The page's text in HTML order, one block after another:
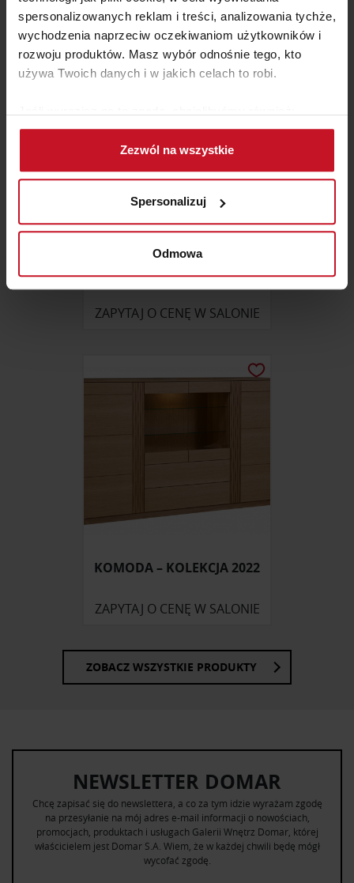
spersonalizowanych reklam i treści, analizowania tychże,
wychodzenia naprzeciw oczekiwaniom użytkowników i
rozwoju produktów. Masz wybór odnośnie tego, kto
używa Twoich danych i w jakich celach to robi.
Gromadzić dane dotyczące Twojej lokalizacji
geograficznej z dokładnością nawet do kilku metrów
Identyfikować Twoje urządzenie, aktywnie
(fingerprinting, czyli wirtualny odcisk palca)
Dowiedz się więcej odnośnie tego, jak Twoje osobiste
dane są przetwarzane oraz ustaw własne preferencje w
zmienić lub wycofać swoją zgodę w dowolnej chwili.
analizować ruch w naszej witrynie. Informacje o tym, jak
korzystasz z naszej witryny, udostępniamy partnerom
Zezwól na wszystkie
Spersonalizuj
Odmowa
ZAPYTAJ O CENĘ W SALONIE
STÓŁ TAVO
ZAPYTAJ O CENĘ W SALONIE
KOMODA – KOLEKCJA 2022
ZAPYTAJ O CENĘ W SALONIE
ZOBACZ WSZYSTKIE PRODUKTY
NEWSLETTER DOMAR
Chcę zapisać się do newslettera, a co za tym idzie wyrażam zgodę
na przesyłanie na mój adres e-mail informacji o nowościach,
promocjach, produktach i usługach Galerii Wnętrz Domar, której
właścicielem jest Domar S.A. Wiem, że w każdej chwili będę mógł
wycofać zgodę.